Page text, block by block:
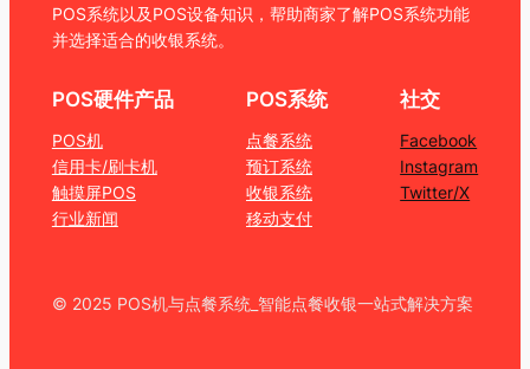
POS系统以及POS设备知识，帮助商家了解POS系统功能
并选择适合的收银系统。
POS硬件产品
POS机
信用卡/刷卡机
触摸屏POS
行业新闻
POS系统
点餐系统
预订系统
收银系统
移动支付
社交
Facebook
Instagram
Twitter/X
© 2025 POS机与点餐系统_智能点餐收银一站式解决方案